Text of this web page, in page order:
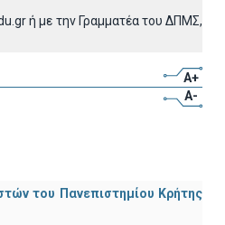
ή με την Γραμματέα του ΔΠΜΣ,
A+
A-
του Πανεπιστημίου Κρήτης